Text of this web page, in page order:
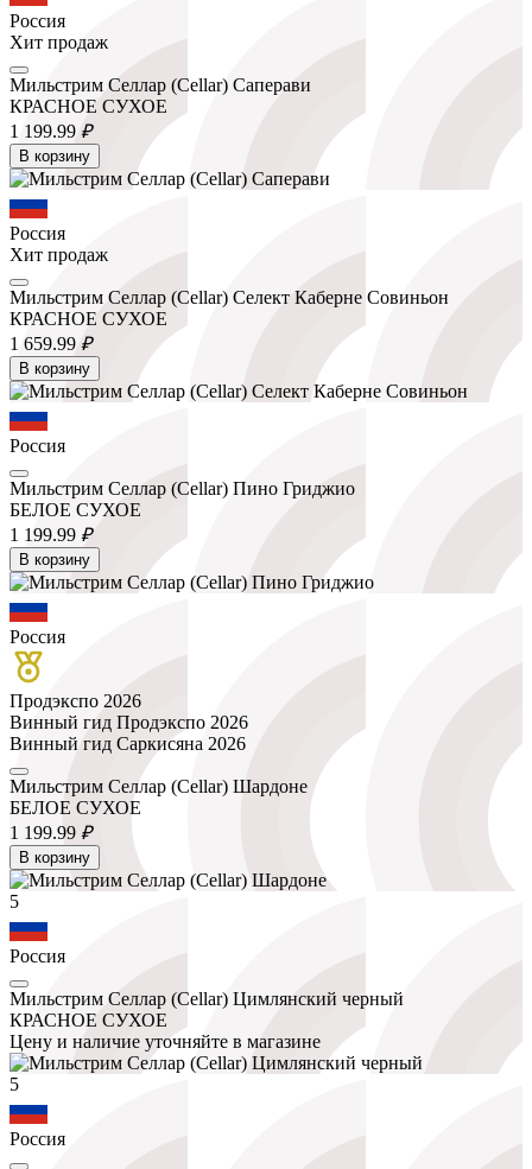
Россия
Хит продаж
Мильстрим Селлар (Cellar) Саперави
КРАСНОЕ СУХОЕ
1 199.99 ₽
В корзину
Россия
Хит продаж
Мильстрим Селлар (Cellar) Селект Каберне Совиньон
КРАСНОЕ СУХОЕ
1 659.99 ₽
В корзину
Россия
Мильстрим Селлар (Cellar) Пино Гриджио
БЕЛОЕ СУХОЕ
1 199.99 ₽
В корзину
Россия
Продэкспо 2026
Винный гид Продэкспо 2026
Винный гид Саркисяна 2026
Мильстрим Селлар (Cellar) Шардоне
БЕЛОЕ СУХОЕ
1 199.99 ₽
В корзину
5
Россия
Мильстрим Селлар (Cellar) Цимлянский черный
КРАСНОЕ СУХОЕ
Цену и наличие уточняйте в магазине
5
Россия